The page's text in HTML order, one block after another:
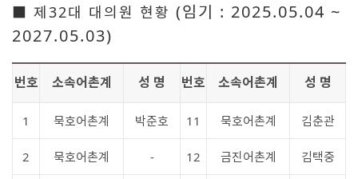
■ 제32대 대의원 현황 (임기 : 2025.05.04 ~
2027.05.03)
번호 소속어촌계 성 명 번호 소속어촌계 성 명
1 묵호어촌계 박준호 11 묵호어촌계 김춘관
2 묵호어촌계 - 12 금진어촌계 김택중